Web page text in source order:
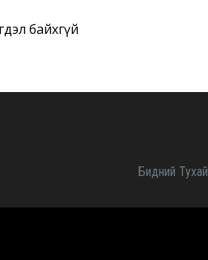
байхгүй
Бидний Тухай